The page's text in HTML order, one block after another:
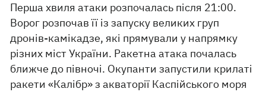
Перша хвиля атаки розпочалась після 21:00.
Ворог розпочав її із запуску великих груп
дронів-камікадзе, які прямували у напрямку
різних міст України. Ракетна атака почалась
ближче до півночі. Окупанти запустили крилаті
ракети «Калібр» з акваторії Каспійського моря